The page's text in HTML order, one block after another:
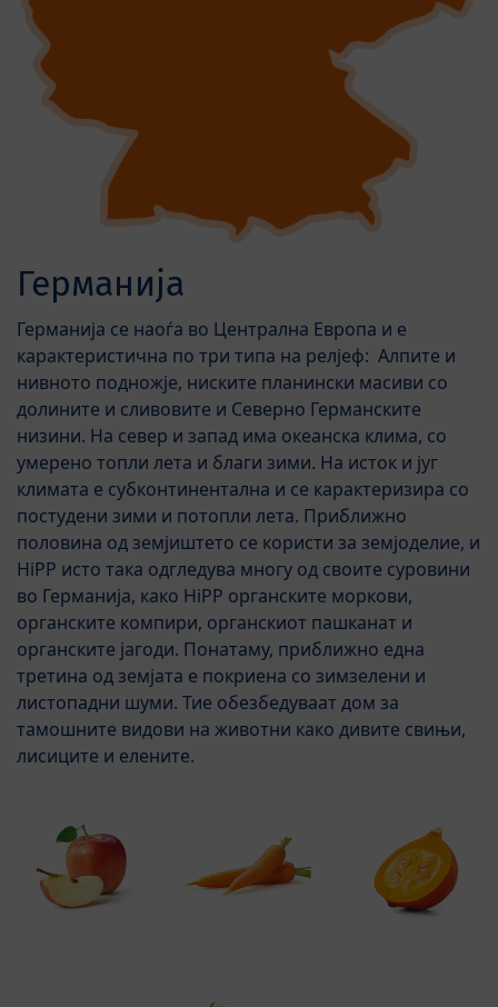
Германија
Германија се наоѓа во Централна Европа и е
карактеристична по три типа на релјеф: Алпите и
нивното подножје, ниските планински масиви со
долините и сливовите и Северно Германските
низини. На север и запад има океанска клима, со
умерено топли лета и благи зими. На исток и југ
климата е субконтинентална и се карактеризира со
постудени зими и потопли лета. Приближно
половина од земјиштето се користи за земјоделие, и
HiPP исто така одгледува многу од своите суровини
во Германија, како HiPP органските моркови,
органските компири, органскиот пашканат и
органските јагоди. Понатаму, приближно една
третина од земјата е покриена со зимзелени и
листопадни шуми. Тие обезбедуваат дом за
тамошните видови на животни како дивите свињи,
лисиците и елените.